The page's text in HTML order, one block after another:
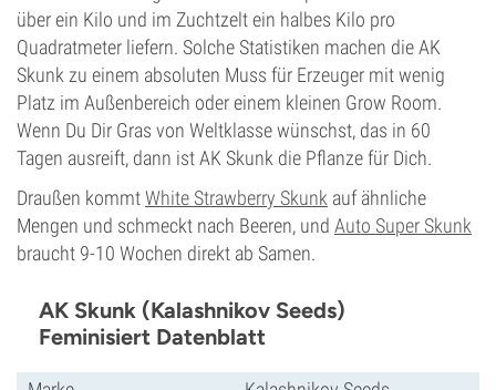
über ein Kilo und im Zuchtzelt ein halbes Kilo pro
Quadratmeter liefern. Solche Statistiken machen die AK
Skunk zu einem absoluten Muss für Erzeuger mit wenig
Platz im Außenbereich oder einem kleinen Grow Room.
Wenn Du Dir Gras von Weltklasse wünschst, das in 60
Tagen ausreift, dann ist AK Skunk die Pflanze für Dich.
Draußen kommtWhite Strawberry Skunk auf ähnliche
Mengen und schmeckt nach Beeren, und Auto Super Skunk
braucht 9-10 Wochen direkt ab Samen.
AK Skunk (Kalashnikov Seeds)
Feminisiert Datenblatt